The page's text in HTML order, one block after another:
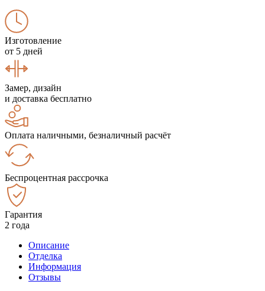
Изготовление
от 5 дней
Замер, дизайн
и доставка бесплатно
Оплата наличными, безналичный расчёт
Беспроцентная рассрочка
Гарантия
2 года
Описание
Отделка
Информация
Отзывы